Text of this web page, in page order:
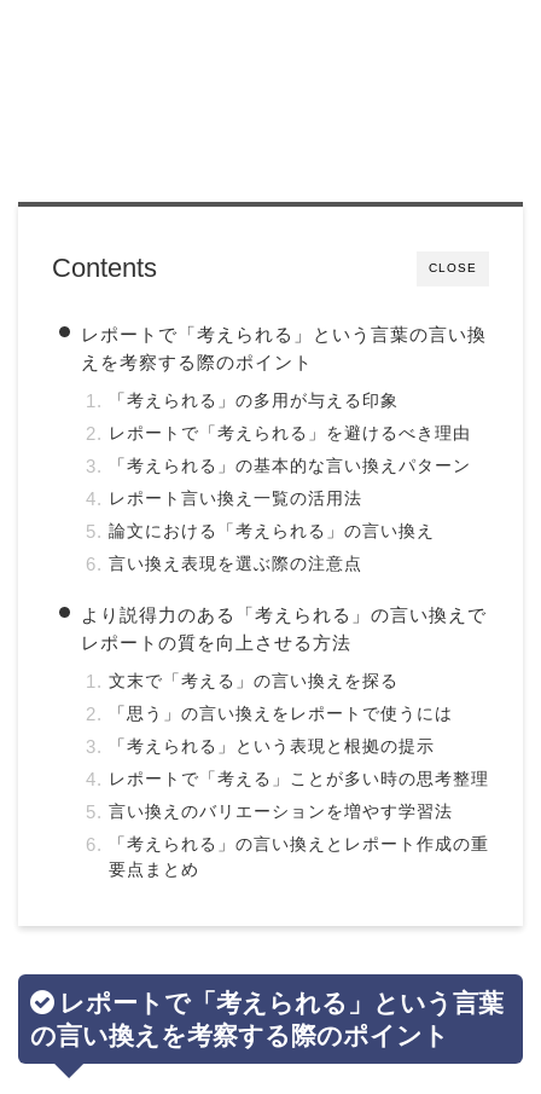
CLOSE
Contents
レポートで「考えられる」という言葉の言い換
えを考察する際のポイント
「考えられる」の多用が与える印象
レポートで「考えられる」を避けるべき理由
「考えられる」の基本的な言い換えパターン
レポート言い換え一覧の活用法
論文における「考えられる」の言い換え
言い換え表現を選ぶ際の注意点
より説得力のある「考えられる」の言い換えで
レポートの質を向上させる方法
文末で「考える」の言い換えを探る
「思う」の言い換えをレポートで使うには
「考えられる」という表現と根拠の提示
レポートで「考える」ことが多い時の思考整理
言い換えのバリエーションを増やす学習法
「考えられる」の言い換えとレポート作成の重
要点まとめ
レポートで「考えられる」という言葉
の言い換えを考察する際のポイント